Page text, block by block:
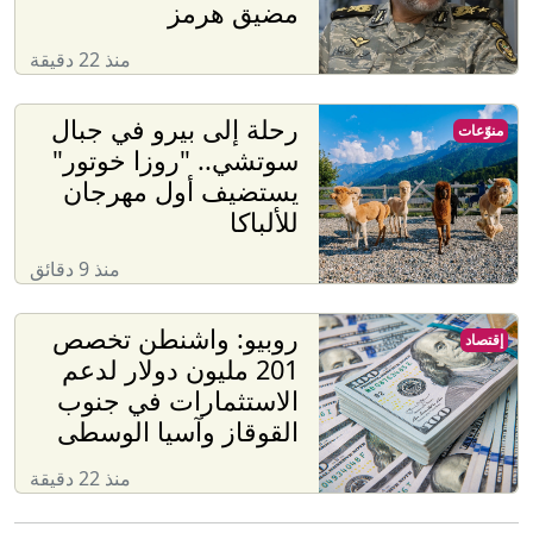
مضيق هرمز
منذ 22 دقيقة
رحلة إلى بيرو في جبال
سوتشي.. "روزا خوتور"
يستضيف أول مهرجان
للألباكا
منذ 9 دقائق
منوّعات
روبيو: واشنطن تخصص
201 مليون دولار لدعم
الاستثمارات في جنوب
القوقاز وآسيا الوسطى
منذ 22 دقيقة
إقتصاد